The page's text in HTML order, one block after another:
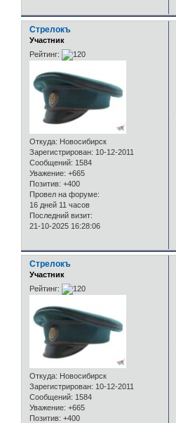
Стрелокъ
Участник
Рейтинг:
Откуда: Новосибирск
Зарегистрирован: 10-12-2011
Сообщений: 1584
Уважение: +665
Позитив: +400
Провел на форуме:
16 дней 11 часов
Последний визит:
21-10-2025 16:28:06
Стрелокъ
Участник
Рейтинг:
Откуда: Новосибирск
Зарегистрирован: 10-12-2011
Сообщений: 1584
Уважение: +665
Позитив: +400